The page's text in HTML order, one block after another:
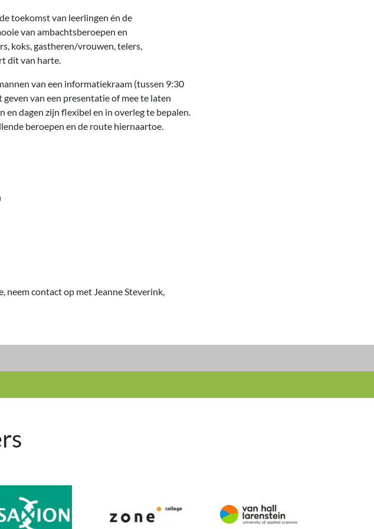
toekomst van leerlingen én de
van ambachtsberoepen en
koks, gastheren/vrouwen, telers,
dit van harte.
van een informatiekraam (tussen 9:30
van een presentatie of mee te laten
dagen zijn flexibel en in overleg te bepalen.
beroepen en de route hiernaartoe.
contact op met Jeanne Steverink,